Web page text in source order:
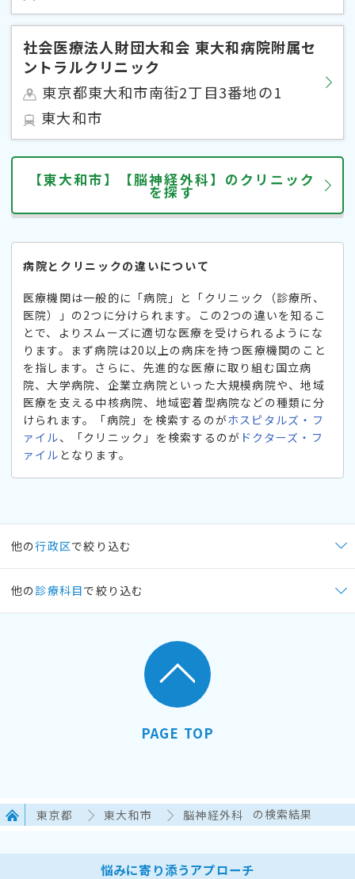
社会医療法人財団大和会 東大和病院附属セ
ントラルクリニック
東京都東大和市南街2丁目3番地の1
東大和市
【東大和市】【脳神経外科】のクリニック
を探す
病院とクリニックの違いについて
医療機関は一般的に「病院」と「クリニック（診療所、
医院）」の2つに分けられます。この2つの違いを知るこ
とで、よりスムーズに適切な医療を受けられるようにな
ります。まず病院は20以上の病床を持つ医療機関のこと
を指します。さらに、先進的な医療に取り組む国立病
院、大学病院、企業立病院といった大規模病院や、地域
医療を支える中核病院、地域密着型病院などの種類に分
けられます。「病院」を検索するのがホスピタルズ・フ
ァイル、「クリニック」を検索するのが ドクターズ・フ
ァイル となります。
他の行政区で絞り込む
他の 診療科目で絞り込む
PAGE TOP
東京都 東大和市 脳神経外科 の検索結果
悩みに寄り添うアプローチ